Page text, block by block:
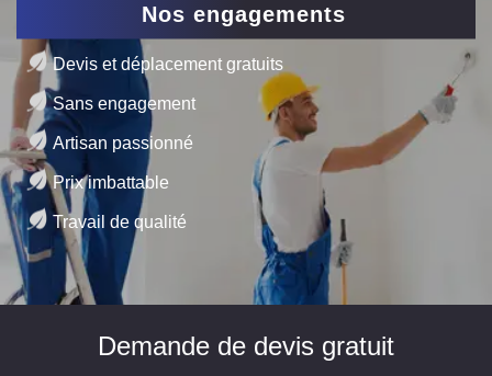
Nos engagements
Devis et déplacement gratuits
Sans engagement
Artisan passionné
Prix imbattable
Travail de qualité
Demande de devis gratuit